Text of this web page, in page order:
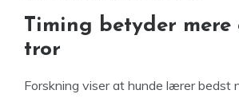
Timing betyder mere
tror
Forskning viser at hunde lærer bedst